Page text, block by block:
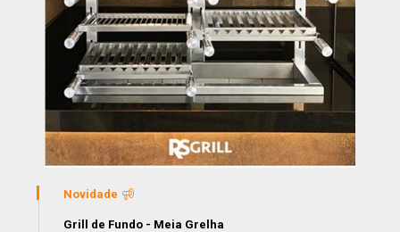
Novidade
Grill de Fundo - Meia Grelha